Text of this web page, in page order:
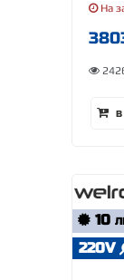
На
В
10
220V